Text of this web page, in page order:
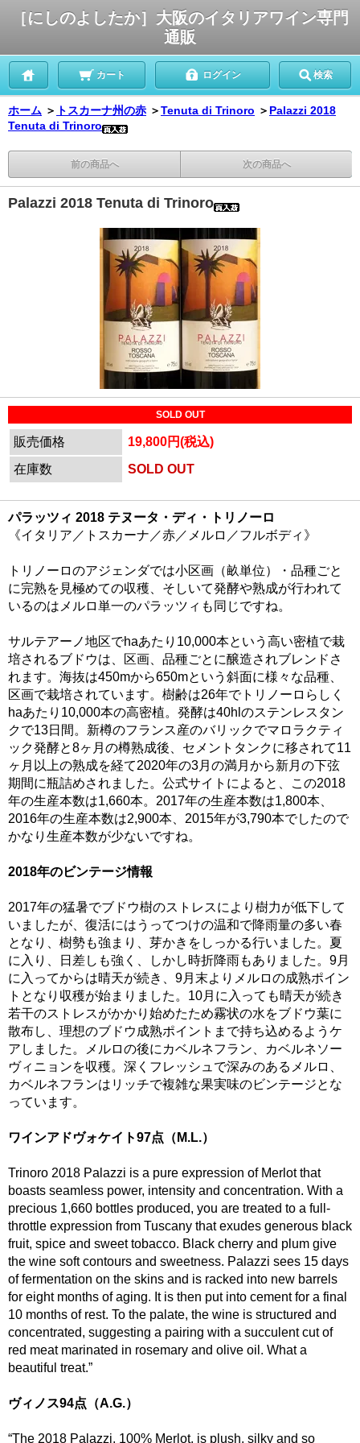
［にしのよしたか］大阪のイタリアワイン専門
通販
カート ログイン 検索
ホーム ＞ トスカーナ州の赤 ＞Tenuta di Trinoro ＞ Palazzi 2018
Tenuta di Trinoro
前の商品へ 次の商品へ
Palazzi 2018 Tenuta di Trinoro
SOLD OUT
販売価格
19,800円(税込)
在庫数
SOLD OUT
パラッツィ 2018 テヌータ・ディ・トリノーロ
《イタリア／トスカーナ／赤／メルロ／フルボディ》
トリノーロのアジェンダでは小区画（畝単位）・品種ごと
に完熟を見極めての収穫、そしいて発酵や熟成が行われて
いるのはメルロ単一のパラッツィも同じですね。
サルテアーノ地区でhaあたり10,000本という高い密植で栽
培されるブドウは、区画、品種ごとに醸造されブレンドさ
れます。海抜は450mから650mという斜面に様々な品種、
区画で栽培されています。樹齢は26年でトリノーロらしく
haあたり10,000本の高密植。発酵は40hlのステンレスタン
クで13日間。新樽のフランス産のバリックでマロラクティ
ック発酵と8ヶ月の樽熟成後、セメントタンクに移されて11
ヶ月以上の熟成を経て2020年の3月の満月から新月の下弦
期間に瓶詰めされました。公式サイトによると、この2018
年の生産本数は1,660本。2017年の生産本数は1,800本、
2016年の生産本数は2,900本、2015年が3,790本でしたので
かなり生産本数が少ないですね。
2018年のビンテージ情報
2017年の猛暑でブドウ樹のストレスにより樹力が低下して
いましたが、復活にはうってつけの温和で降雨量の多い春
となり、樹勢も強まり、芽かきをしっかる行いました。夏
に入り、日差しも強く、しかし時折降雨もありました。9月
に入ってからは晴天が続き、9月末よりメルロの成熟ポイン
トとなり収穫が始まりました。10月に入っても晴天が続き
若干のストレスがかかり始めたため霧状の水をブドウ葉に
散布し、理想のブドウ成熟ポイントまで持ち込めるようケ
アしました。メルロの後にカベルネフラン、カベルネソー
ヴィニョンを収穫。深くフレッシュで深みのあるメルロ、
カベルネフランはリッチで複雑な果実味のビンテージとな
っています。
ワインアドヴォケイト97点（M.L.）
Trinoro 2018 Palazzi is a pure expression of Merlot that
boasts seamless power, intensity and concentration. With a
precious 1,660 bottles produced, you are treated to a full-
throttle expression from Tuscany that exudes generous black
fruit, spice and sweet tobacco. Black cherry and plum give
the wine soft contours and sweetness. Palazzi sees 15 days
of fermentation on the skins and is racked into new barrels
for eight months of aging. It is then put into cement for a final
10 months of rest. To the palate, the wine is structured and
concentrated, suggesting a pairing with a succulent cut of
red meat marinated in rosemary and olive oil. What a
beautiful treat.”
ヴィノス94点（A.G.）
“The 2018 Palazzi, 100% Merlot, is plush, silky and so